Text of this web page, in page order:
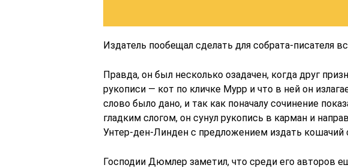
Издатель пообещал сделать для собрата-писателя
Правда, он был несколько озадачен, когда друг
рукописи ― кот по кличке Мурр и что в ней он
слово было дано, и так как поначалу сочинение
гладким слогом, он сунул рукопись в карман и
Унтер-ден-Линден с предложением издать кошачий
Господии Дюмлер заметил, что среди его авторов